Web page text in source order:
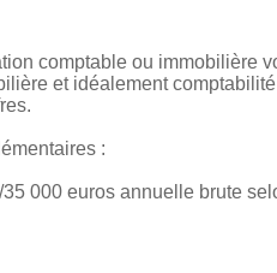
comptable ou immobilière
et idéalement
:
000 euros annuelle brute